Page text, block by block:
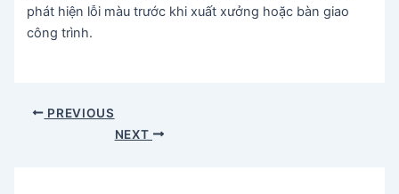
phát hiện lỗi màu trước khi xuất xưởng hoặc bàn giao
công trình.
Post PREVIOUS
NEXT